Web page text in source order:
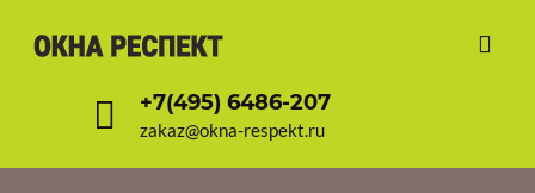
+7(495) 6486-207
zakaz@okna-respekt.ru